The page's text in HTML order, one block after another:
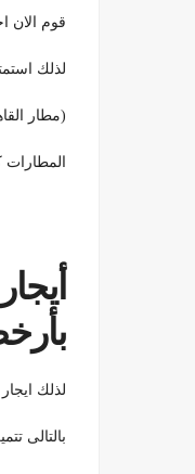
قوم الان
لذلك
(مطار
المطارات كما يمكن اجار
لذلك ايجار
بالتالى